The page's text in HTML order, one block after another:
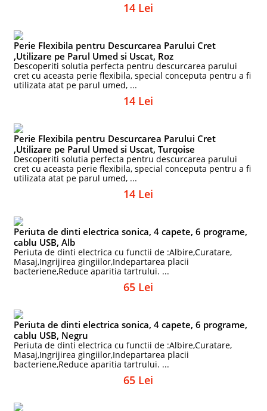
14 Lei
Perie Flexibila pentru Descurcarea Parului Cret
,Utilizare pe Parul Umed si Uscat, Roz
Descoperiti solutia perfecta pentru descurcarea parului
cret cu aceasta perie flexibila, special conceputa pentru a fi
utilizata atat pe parul umed, ...
14 Lei
Perie Flexibila pentru Descurcarea Parului Cret
,Utilizare pe Parul Umed si Uscat, Turqoise
Descoperiti solutia perfecta pentru descurcarea parului
cret cu aceasta perie flexibila, special conceputa pentru a fi
utilizata atat pe parul umed, ...
14 Lei
Periuta de dinti electrica sonica, 4 capete, 6 programe,
cablu USB, Alb
Periuta de dinti electrica cu functii de :Albire,Curatare,
Masaj,Ingrijirea gingiilor,Indepartarea placii
bacteriene,Reduce aparitia tartrului. ...
65 Lei
Periuta de dinti electrica sonica, 4 capete, 6 programe,
cablu USB, Negru
Periuta de dinti electrica cu functii de :Albire,Curatare,
Masaj,Ingrijirea gingiilor,Indepartarea placii
bacteriene,Reduce aparitia tartrului. ...
65 Lei